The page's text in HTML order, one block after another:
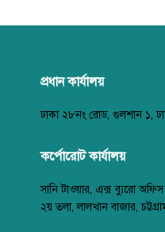
প্রধান কার্যালয়
ঢাকা ২৮নং রোড, গুলশান ১,
কর্পোরোট কার্যালয়
সানি টাওয়ার, এক্স ব্যুরো
২য় তলা, লালখান বাজার,